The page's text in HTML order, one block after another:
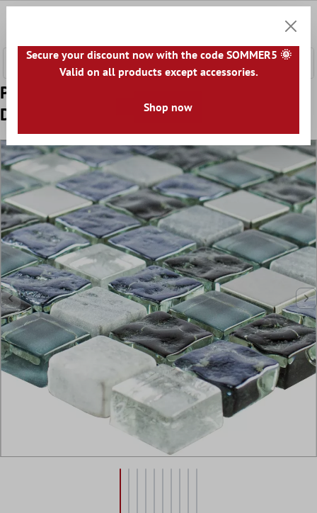
Prov Glas Natursten Rostfritt Stål Mosaik
Dysart Grå Blå Silver
Secure your discount now with the code SOMMER5 🌞
Valid on all products except accessories.
Shop now